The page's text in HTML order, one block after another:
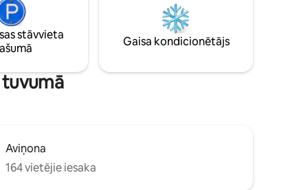
un
katru vakaru atgriezties savā mierīgajā
stāvvieta
Gaisa kondicionētājs
tuvumā
Aviņona
164 vietējie iesaka